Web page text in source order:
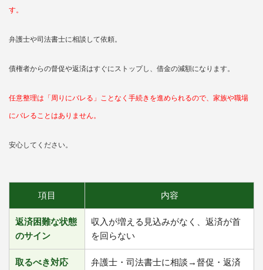
す。
弁護士や司法書士に相談して依頼。
債権者からの督促や返済はすぐにストップし、借金の減額になります。
任意整理は「周りにバレる」ことなく手続きを進められるので、家族や職場
にバレることはありません。
安心してください。
項目 内容
返済困難な状態
のサイン
収入が増える見込みがなく、返済が首
を回らない
取るべき対応
弁護士・司法書士に相談→督促・返済